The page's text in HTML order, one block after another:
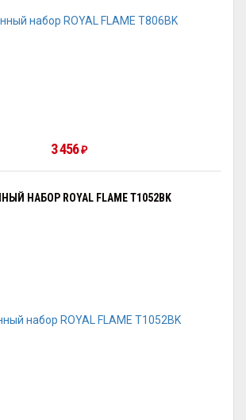
3 456₽
НАБОР ROYAL FLAME T1052BK